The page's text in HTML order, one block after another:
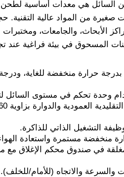
السائل هي معدات أساسية لطحن
صغيرة من المواد عالية التقنية.
الأبحاث، والجامعات،
المسحوق في بيئة فراغية عند
وحدة تحكم في مستوى السائل
العمودية والدوارة بزاوية 360 درجة.
التشغيل الذاتي للذاكرة.
مستمرة واستعادة الهواء
في صندوق محكم الإغلاق مع